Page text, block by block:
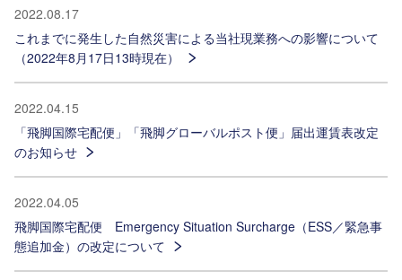
2022.08.17
これまでに発生した自然災害による当社現業務への影響について
（2022年8月17日13時現在）
2022.04.15
「飛脚国際宅配便」「飛脚グローバルポスト便」届出運賃表改定
のお知らせ
2022.04.05
飛脚国際宅配便 Emergency Situation Surcharge（ESS／緊急事
態追加金）の改定について